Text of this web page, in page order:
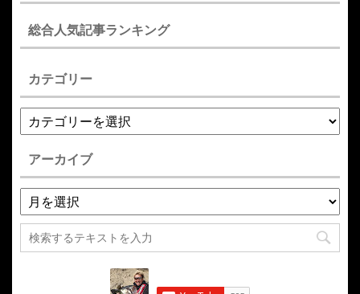
総合人気記事ランキング
カテゴリー
アーカイブ